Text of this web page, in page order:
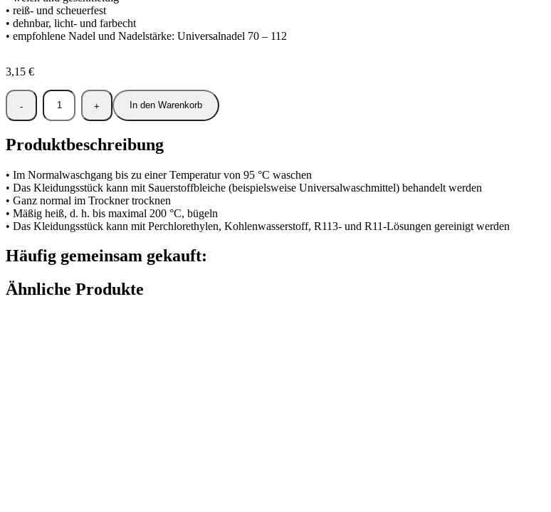
• reiß- und scheuerfest
• dehnbar, licht- und farbecht
• empfohlene Nadel und Nadelstärke: Universalnadel 70 – 112
3,15 €
In den Warenkorb
Produktbeschreibung
• Im Normalwaschgang bis zu einer Temperatur von 95 °C waschen
• Das Kleidungsstück kann mit Sauerstoffbleiche (beispielsweise Universalwaschmittel) behandelt werden
• Ganz normal im Trockner trocknen
• Mäßig heiß, d. h. bis maximal 200 °C, bügeln
• Das Kleidungsstück kann mit Perchlorethylen, Kohlenwasserstoff, R113- und R11-Lösungen gereinigt werden
Häufig gemeinsam gekauft:
Ähnliche Produkte